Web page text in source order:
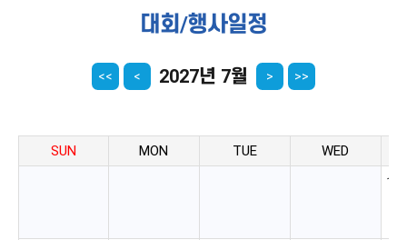
대회/행사일정
<< < 2027년 7월 > >>
SUN MON TUE WED
1